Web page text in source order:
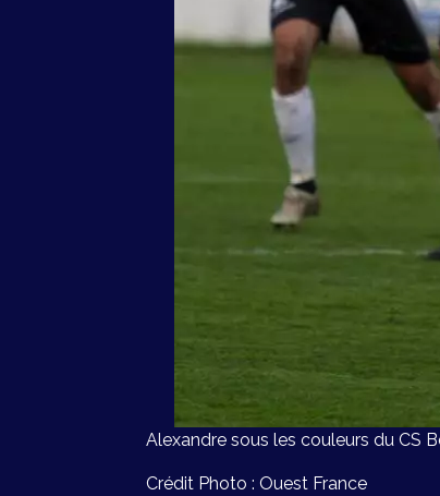
Alexandre sous les couleurs du CS
Crédit Photo : Ouest France